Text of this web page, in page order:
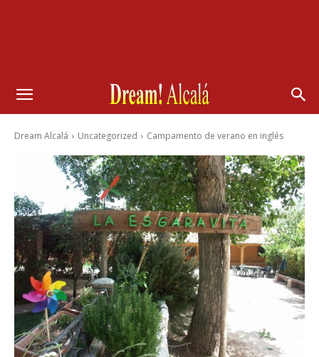
Dream Alcalá Uncategorized Campamento de verano en inglés